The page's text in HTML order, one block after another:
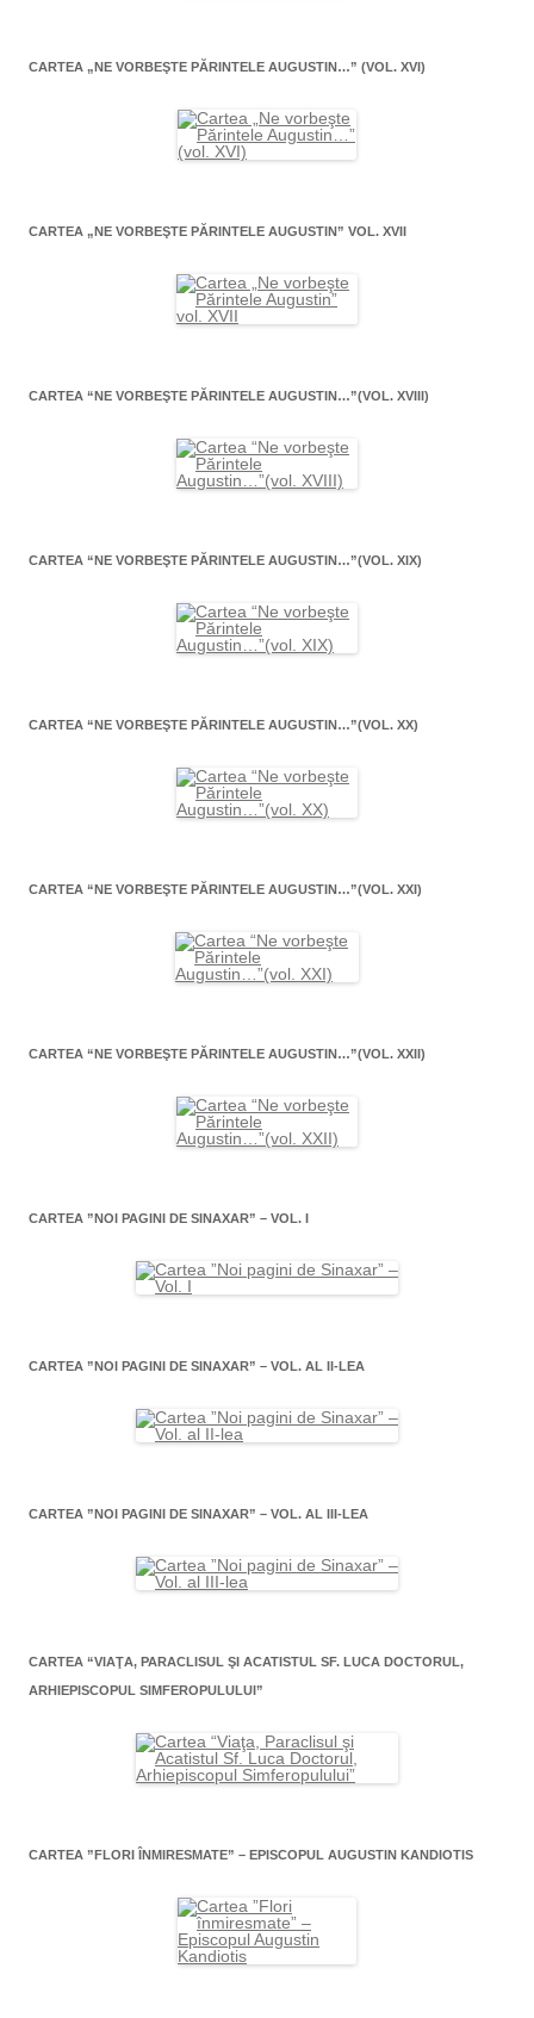
CARTEA „NE VORBEŞTE PĂRINTELE AUGUSTIN…” (VOL. XVI)
CARTEA „NE VORBEŞTE PĂRINTELE AUGUSTIN” VOL. XVII
CARTEA “NE VORBEŞTE PĂRINTELE AUGUSTIN…”(VOL. XVIII)
CARTEA “NE VORBEŞTE PĂRINTELE AUGUSTIN…”(VOL. XIX)
CARTEA “NE VORBEŞTE PĂRINTELE AUGUSTIN…”(VOL. XX)
CARTEA “NE VORBEŞTE PĂRINTELE AUGUSTIN…”(VOL. XXI)
CARTEA “NE VORBEŞTE PĂRINTELE AUGUSTIN…”(VOL. XXII)
CARTEA ”NOI PAGINI DE SINAXAR” – VOL. I
CARTEA ”NOI PAGINI DE SINAXAR” – VOL. AL II-LEA
CARTEA ”NOI PAGINI DE SINAXAR” – VOL. AL III-LEA
CARTEA “VIAŢA, PARACLISUL ŞI ACATISTUL SF. LUCA DOCTORUL,
ARHIEPISCOPUL SIMFEROPULULUI”
CARTEA ”FLORI ÎNMIRESMATE” – EPISCOPUL AUGUSTIN KANDIOTIS